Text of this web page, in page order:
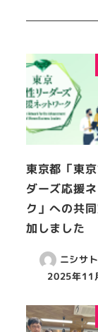
東京都「東
ダーズ応援
ク」への共
加しました
ニシサ
2025年11